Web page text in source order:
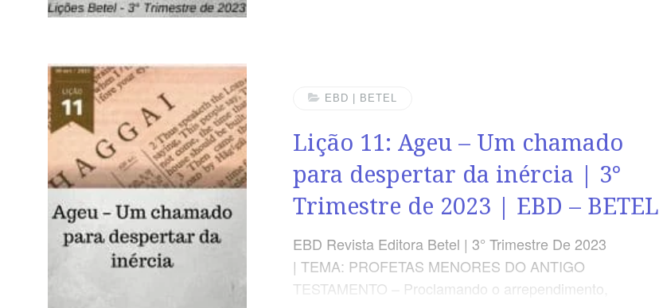
EBD | BETEL
Lição 11: Ageu – Um chamado
para despertar da inércia | 3°
Trimestre de 2023 | EBD – BETEL
EBD Revista Editora Betel | 3° Trimestre De 2023
| TEMA: PROFETAS MENORES DO ANTIGO
TESTAMENTO – Proclamando o arrependimento,